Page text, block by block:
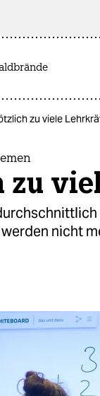
zu viele
zu
nicht